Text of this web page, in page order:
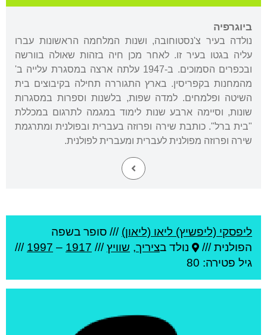
ביוגרפיה
נולדה בעיר צ'נסטוחובה, ושנות המלחמה הראשונות עברו
עליה בגטו בעיר זו. לאחר מכן חיה בזהות שאולה בוורשה
ובכפרים הסמוכים. ב-1947 עלתה ארצה במסגרת עלייה ב'
מהמחנות בקפריסין. בארץ התגוררה תחילה בקיבוצים בית
השיטה ופלמחים. למדה שפות, בלשנות וספרות במסגרות
שונות, וסיימה ארבע שנות לימוד במגמה לתרגום במכללת
"בית ברל". כותבת שירה ופרוזה בעברית ובפולנית ומתרגמת
שירה ופרוזה מפולנית לעברית ומעברית לפולנית.
ליפסקי (ליפשיץ) ליאו (ליאון) /// סופר בשפה
הפולנית ///
נולד בציריך, שוויץ///
1917
–
1997
///
גיל פטירה: 80